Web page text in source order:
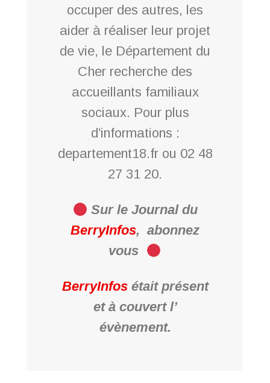
occuper des autres, les
aider à réaliser leur projet
de vie, le Département du
Cher recherche des
accueillants familiaux
sociaux. Pour plus
d’informations :
departement18.fr ou 02 48
27 31 20.
Sur le Journal du
BerryInfos, abonnez
vous
BerryInfosétait présent
et à couvert l’
évènement.